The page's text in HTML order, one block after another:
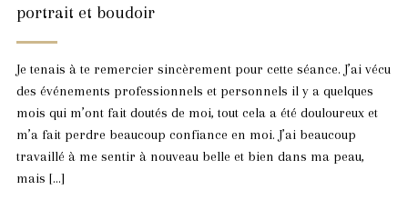
portrait et boudoir
Je tenais à te remercier sincèrement pour cette séance. J’ai vécu
des événements professionnels et personnels il y a quelques
mois qui m’ont fait doutés de moi, tout cela a été douloureux et
m’a fait perdre beaucoup confiance en moi. J’ai beaucoup
travaillé à me sentir à nouveau belle et bien dans ma peau,
mais […]